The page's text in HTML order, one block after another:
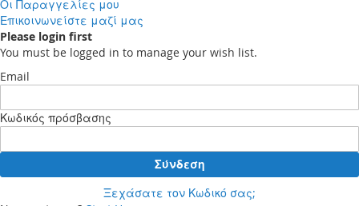
Οι Παραγγελίες μου
Επικοινωνείστε μαζί μας
Please login first
You must be logged in to manage your wish list.
Email
Κωδικός πρόσβασης
Σύνδεση
Ξεχάσατε τον Κωδικό σας;